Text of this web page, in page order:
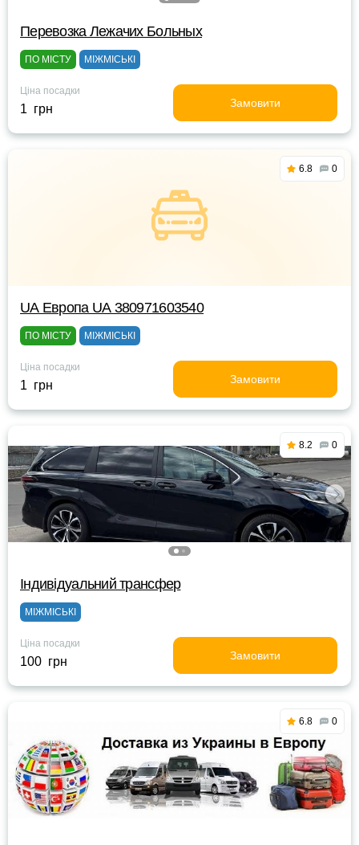
Перевозка Лежачих Больных
ПО МІСТУ МІЖМІСЬКІ
Ціна посадки
1 грн Замовити
6.8 0
UА Европа UА 380971603540
ПО МІСТУ МІЖМІСЬКІ
Ціна посадки
1 грн Замовити
8.2 0
Індивідуальний трансфер
МІЖМІСЬКІ
Ціна посадки
100 грн Замовити
6.8 0